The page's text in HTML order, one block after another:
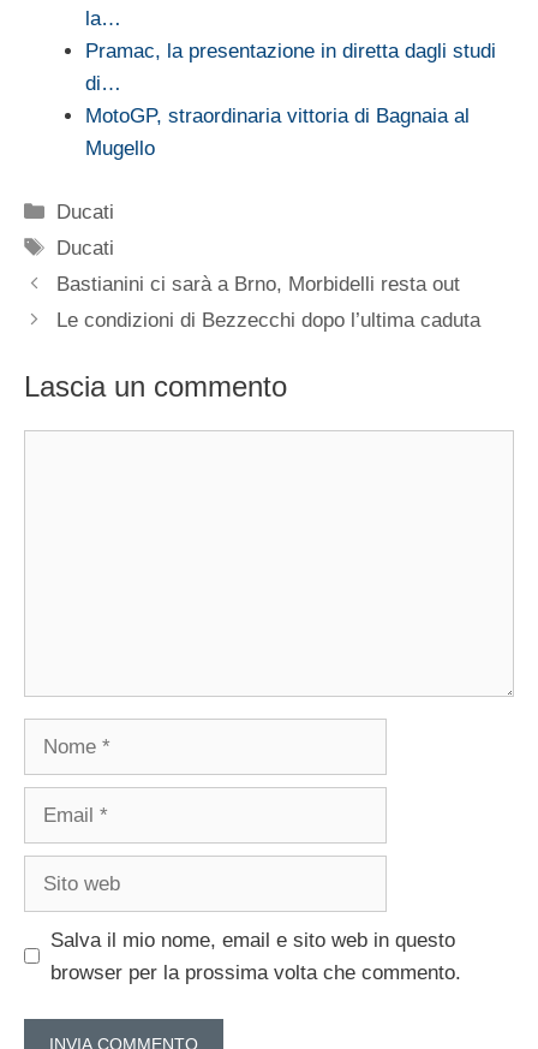
la…
Pramac, la presentazione in diretta dagli studi
di…
MotoGP, straordinaria vittoria di Bagnaia al
Mugello
Categorie
Ducati
Tag
Ducati
Bastianini ci sarà a Brno, Morbidelli resta out
Le condizioni di Bezzecchi dopo l’ultima caduta
Lascia un commento
Salva il mio nome, email e sito web in questo
browser per la prossima volta che commento.